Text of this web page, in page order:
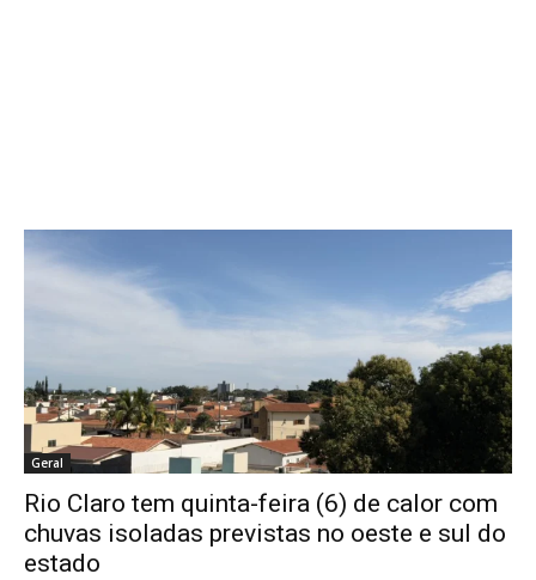
Geral
Rio Claro tem quinta-feira (6) de calor com
chuvas isoladas previstas no oeste e sul do
estado